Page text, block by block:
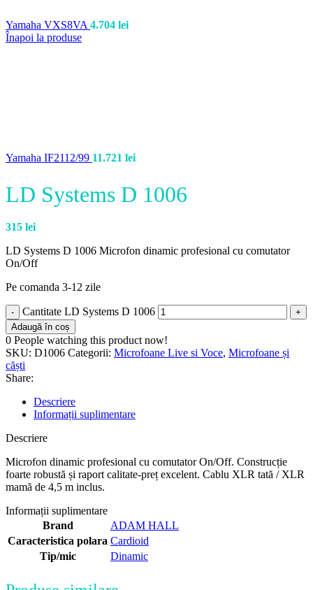
Yamaha VXS8VA 4.704 lei
Înapoi la produse
Yamaha IF2112/99 11.721 lei
LD Systems D 1006
315 lei
LD Systems D 1006 Microfon dinamic profesional cu comutator
On/Off
Pe comanda 3-12 zile
Cantitate LD Systems D 1006
Adaugă în coș
0 People watching this product now!
SKU: D1006 Categorii: Microfoane Live si Voce, Microfoane și
căști
Share:
Descriere
Informații suplimentare
Descriere
Microfon dinamic profesional cu comutator On/Off. Construcție
foarte robustă și raport calitate-preț excelent. Cablu XLR tată / XLR
mamă de 4,5 m inclus.
Informații suplimentare
Brand
ADAM HALL
Caracteristica polara Cardioid
Tip/mic
Dinamic